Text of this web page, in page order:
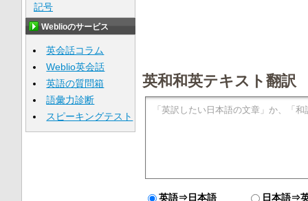
英和和英テキスト翻訳
英語⇒日本語 日本語⇒
記号
Weblioのサービス
英会話コラム
Weblio英会話
英語の質問箱
語彙力診断
スピーキングテスト